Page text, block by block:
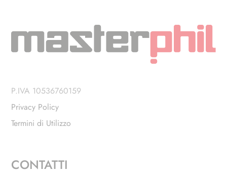
P.IVA 10536760159
Privacy Policy
Termini di Utilizzo
CONTATTI